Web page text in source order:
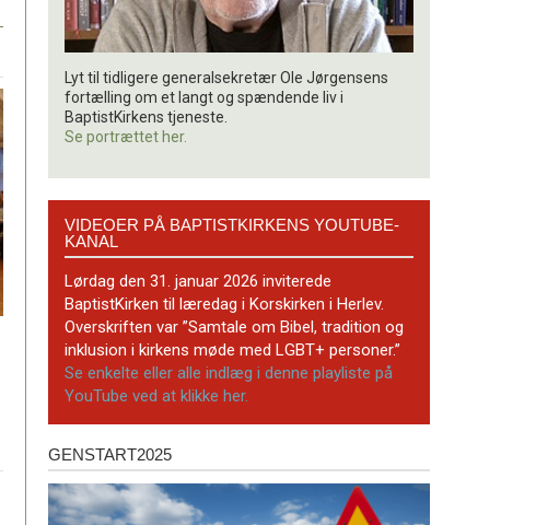
Lyt til tidligere generalsekretær Ole Jørgensens
fortælling om et langt og spændende liv i
BaptistKirkens tjeneste.
Se portrættet her.
BaptistKirkens
YouTube-
kanal
VIDEOER PÅ BAPTISTKIRKENS YOUTUBE-
KANAL
Lørdag den 31. januar 2026 inviterede
BaptistKirken til læredag i Korskirken i Herlev.
Overskriften var ”Samtale om Bibel, tradition og
inklusion i kirkens møde med LGBT+ personer.”
Se enkelte eller alle indlæg i denne playliste på
YouTube ved at klikke her.
Genstart2025
GENSTART2025